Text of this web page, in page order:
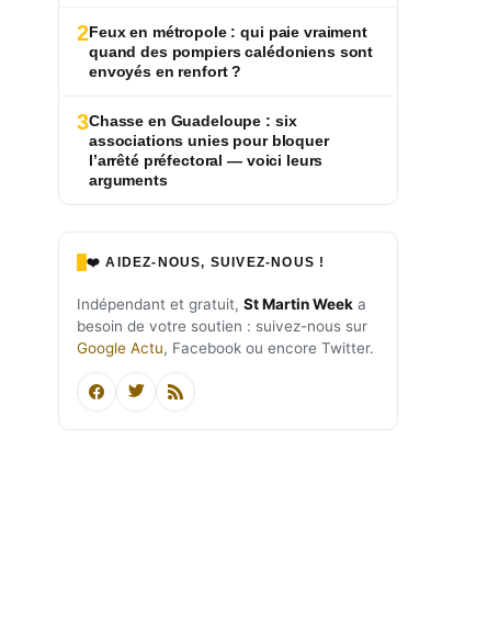
2Feux en métropole : qui paie vraiment
quand des pompiers calédoniens sont
envoyés en renfort ?
3Chasse en Guadeloupe : six
associations unies pour bloquer
l’arrêté préfectoral — voici leurs
arguments
❤️ AIDEZ-NOUS, SUIVEZ-NOUS !
Indépendant et gratuit, St Martin Week a
besoin de votre soutien : suivez-nous sur
Google Actu, Facebook ou encore Twitter.